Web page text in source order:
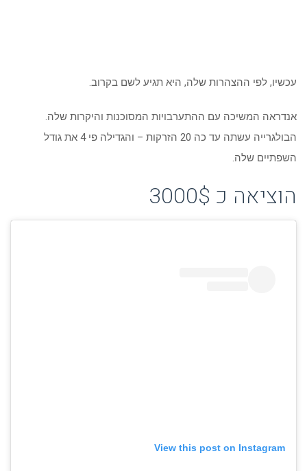
עכשיו, לפי ההצהרות שלה, היא תגיע לשם בקרוב.
אנדראה המשיכה עם ההתערבויות המסוכנות והיקרות שלה.
הבולגרייה עשתה עד כה 20 הזרקות – והגדילה פי 4 את גודל
השפתיים שלה.
הוציאה כ 3000$
View this post on Instagram